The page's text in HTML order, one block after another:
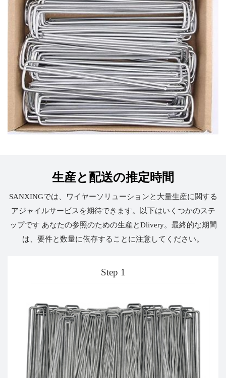
生産と配送の推定時間
SANXINGでは、ワイヤーソリューションと大量生産に関する
アジャイルサービスを期待できます。以下はいくつかのステ
ップです あなたの参照のための生産とDlivery。最終的な期間
は、要件と数量に依存することに注意してください。
Step 1